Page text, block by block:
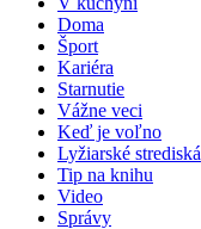
Doma
Šport
Kariéra
Starnutie
Vážne veci
Keď je voľno
Lyžiarské strediská
Tip na knihu
Video
Správy